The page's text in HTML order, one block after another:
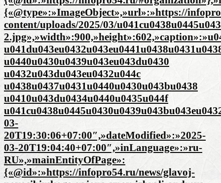
{«@type»:»ImageObject»,»url»:»https://
content/uploads/2025/03/
u0440u0430u0439u043eu043du0430
u0432u043du043eu0432u044c
u0438u0437u0431u0440u0430u043bu0438
u0410u043du0434u0440u0435u044f
03-
20T19:30:06+07:00″,»dateModified»:»2025-
03-20T19:04:40+07:00″,»inLanguage»:»ru-
RU»,»mainEntityOfPage»:
{«@id»:»https://infopro54.ru/news/glavoj-